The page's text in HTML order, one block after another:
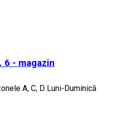
6 - magazin
A, C, D Luni-Duminică